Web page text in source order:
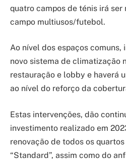
quatro campos de ténis irá ser
campo multiusos/futebol.
Ao nível dos espaços comuns,
novo sistema de climatização
restauração e lobby e haverá
ao nível do reforço da
Estas intervenções, dão
investimento realizado em
renovação de todos os
“Standard”, assim como do